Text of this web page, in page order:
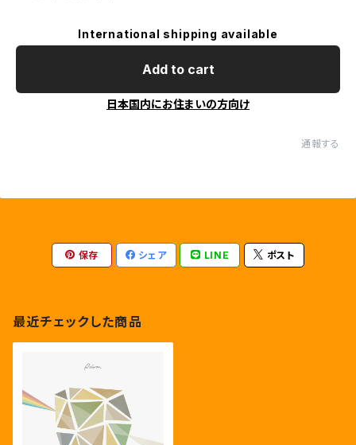
International shipping available
Add to cart
日本国内にお住まいの方向け
通報する
保存 シェア LINE ポスト
最近チェックした商品